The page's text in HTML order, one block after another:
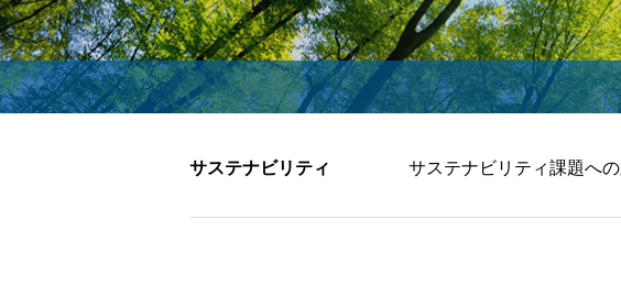
サステナビリティ サステナビリティ課題へ